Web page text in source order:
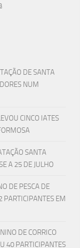
DE SANTA
NUM
CINCO IATES
SANTA
A 25 DE JULHO
DE PESCA DE
PARTICIPANTES EM
DE CORRICO
40 PARTICIPANTES